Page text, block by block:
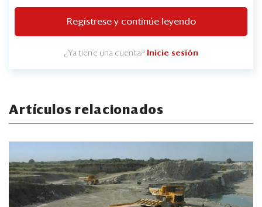
Regístrese y continúe leyendo
¿Ya tiene una cuenta? Inicie sesión
Artículos relacionados